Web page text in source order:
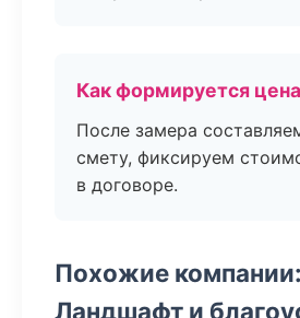
Как формируется
После замера
смету, фиксируем
в договоре.
Похожие компании:
Ландшафт и